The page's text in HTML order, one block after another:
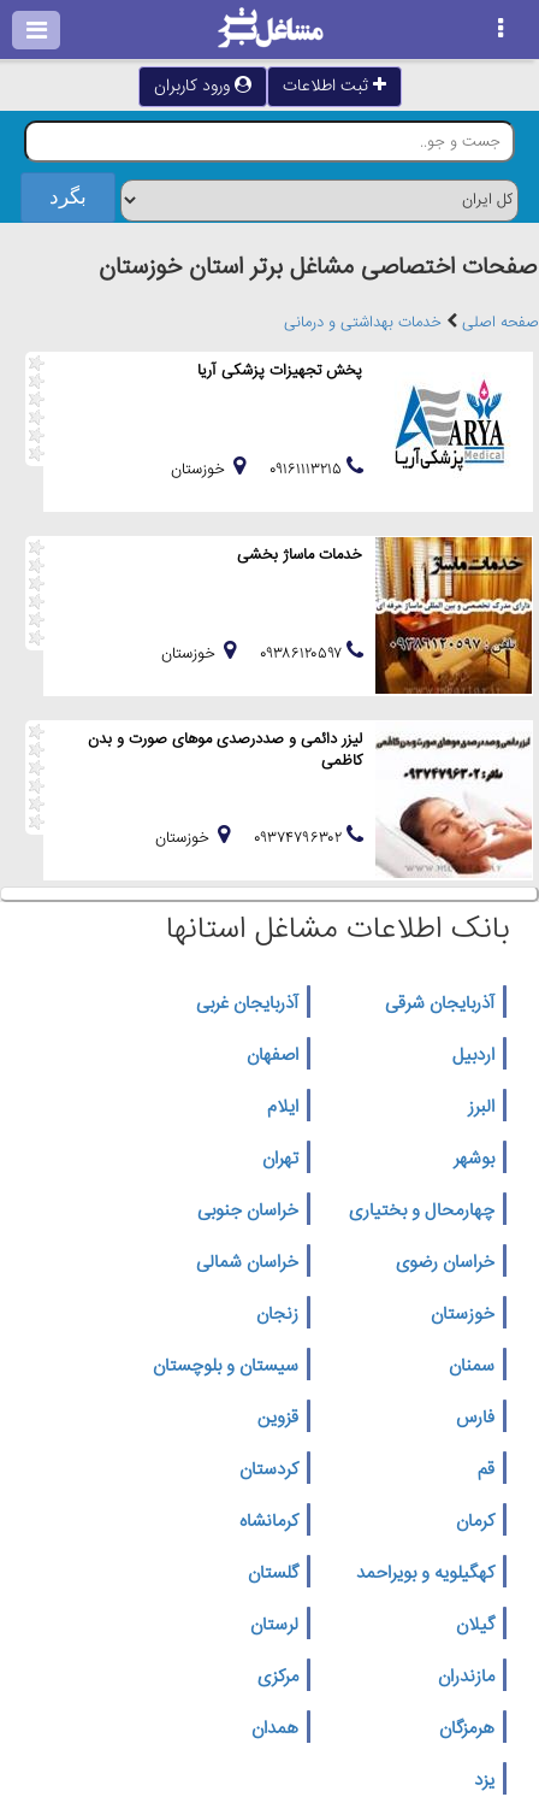
ثبت اطلاعات ورود کاربران
صفحات اختصاصی مشاغل برتر استان خوزستان
صفحه اصلی
خدمات بهداشتی و درمانی
پخش تجهیزات پزشکی آریا
خوزستان
خدمات ماساژ بخشی
خوزستان
لیزر دائمی و صددرصدی موهای صورت و بدن
کاظمی
خوزستان
بانک اطلاعات مشاغل استانها
آذربایجان شرقی
آذربایجان غربی
اردبیل
اصفهان
البرز
ایلام
بوشهر
تهران
چهارمحال و بختیاری
خراسان جنوبی
خراسان رضوی
خراسان شمالی
خوزستان
زنجان
سمنان
سیستان و بلوچستان
فارس
قزوین
قم
کردستان
کرمان
کرمانشاه
کهگیلویه و بویراحمد
گلستان
گیلان
لرستان
مازندران
مرکزی
هرمزگان
همدان
یزد